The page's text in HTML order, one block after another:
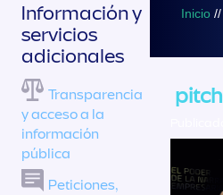
Inicio //
pitch
Información y
servicios
adicionales
Transparencia
y acceso a la
información
pública
Peticiones,